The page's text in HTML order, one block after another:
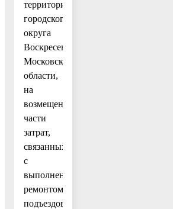
территории
городского
округа
Воскресенск
Московской
области,
на
возмещение
части
затрат,
связанных
с
выполненным
ремонтом
подъездов